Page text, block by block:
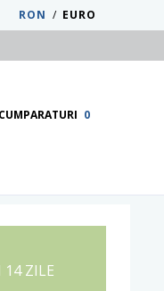
RON / EURO
CUMPARATURI 0
14 ZILE